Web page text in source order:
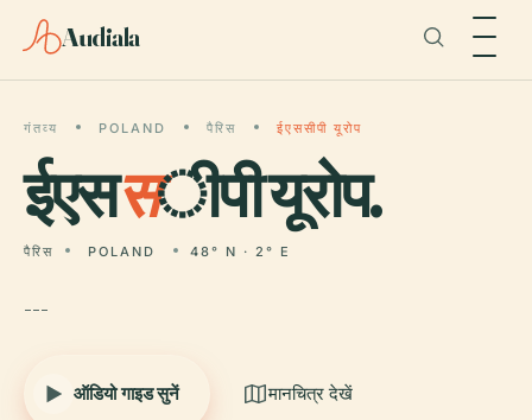
Audiala
गंतव्य POLAND पैरिस ईएससीपी यूरोप
ईएससीपी यूरोप.
पैरिस POLAND 48° N · 2° E
---
ऑडियो गाइड सुनें मानचित्र देखें